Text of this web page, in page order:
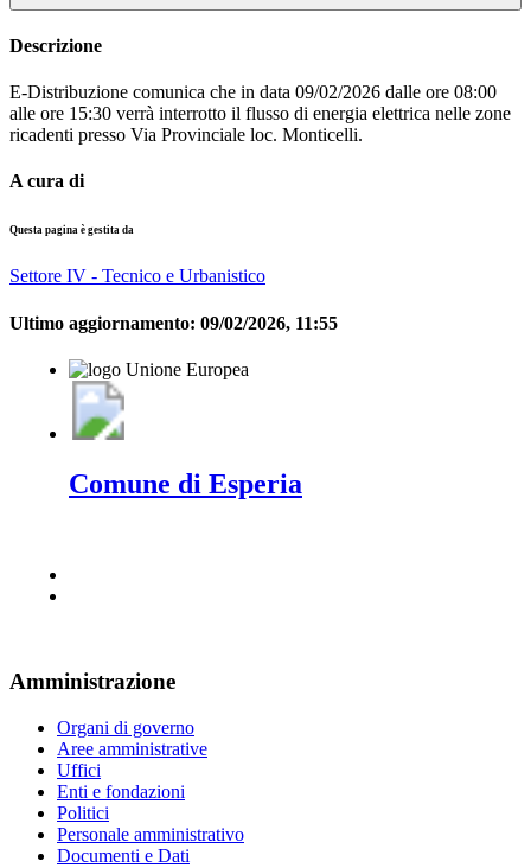
Descrizione
E-Distribuzione comunica che in data 09/02/2026 dalle ore 08:00
alle ore 15:30 verrà interrotto il flusso di energia elettrica nelle zone
ricadenti presso Via Provinciale loc. Monticelli.
A cura di
Questa pagina è gestita da
Settore IV - Tecnico e Urbanistico
Ultimo aggiornamento: 09/02/2026, 11:55
Comune di Esperia
Amministrazione
Organi di governo
Aree amministrative
Uffici
Enti e fondazioni
Politici
Personale amministrativo
Documenti e Dati